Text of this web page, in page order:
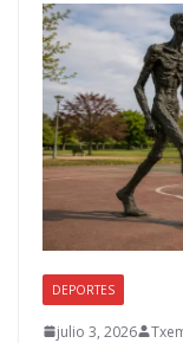
DEPORTES
julio 3, 2026